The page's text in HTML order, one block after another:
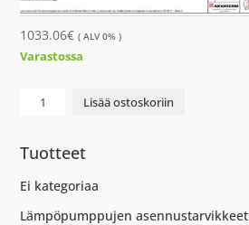
1033.06€ ( ALV 0% )
Varastossa
GEO
L
määrä
Lisää ostoskoriin
Tuotteet
Ei kategoriaa
Lämpöpumppujen asennustarvikkeet